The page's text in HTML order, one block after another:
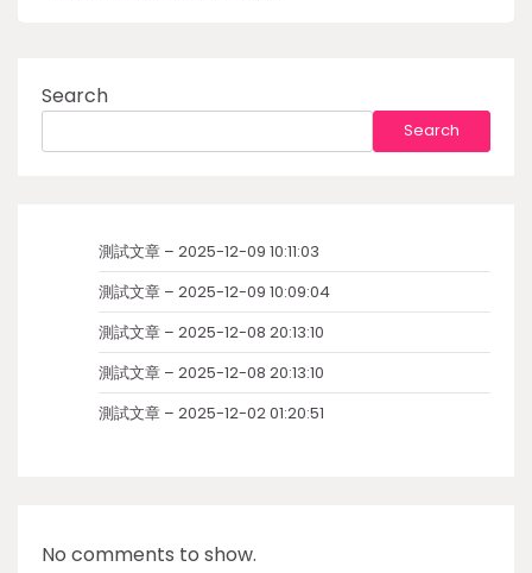
Search
Search
測試文章 – 2025-12-09 10:11:03
測試文章 – 2025-12-09 10:09:04
測試文章 – 2025-12-08 20:13:10
測試文章 – 2025-12-08 20:13:10
測試文章 – 2025-12-02 01:20:51
No comments to show.